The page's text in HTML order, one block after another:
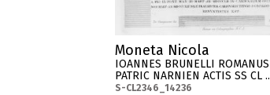
Moneta Nicola
IOANNES BRUNELLI ROMANUS
PATRIC NARNIEN ACTIS SS CL ..
S-CL2346_14236